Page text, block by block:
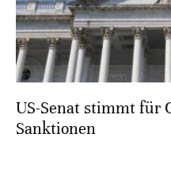
US-Senat stimmt für
Sanktionen